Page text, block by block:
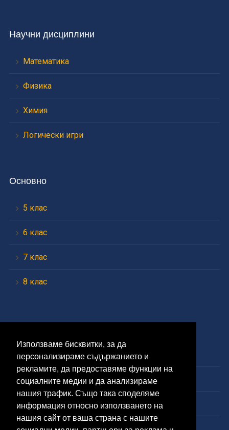
Използваме бисквитки, за да
персонализираме съдържанието и
рекламите, да предоставяме функции на
социалните медии и да анализираме
нашия трафик. Също така споделяме
информация относно използването на
нашия сайт от ваша страна с нашите
Научни дисциплини
Математика
Физика
Химия
Логически игри
Основно
5 клас
6 клас
7 клас
8 клас
9 клас
10 клас
11 клас